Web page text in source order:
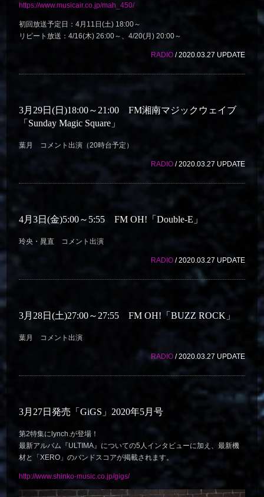
https://www.musicair.co.jp/mah_450/
初回放送予定日：4月11日(土) 18:00～
リピート放送：4/16(木) 26:00～、4/20(月) 20:00～
RADIO/ 2020.03.27 UPDATE
3月29日(日)18:00～21:00 FM湘南マジックウェイブ
「Sunday Magic Square」
葉月 コメント出演（20時台予定）
RADIO/ 2020.03.27 UPDATE
4月3日(金)5:00～5:55 FM OH!「Double-E」
玲央・晁直 コメント出演
RADIO/ 2020.03.27 UPDATE
3月28日(土)27:00～27:55 FM OH!「BUZZ ROCK」
葉月 コメント出演
RADIO/ 2020.03.27 UPDATE
3月27日発売「GiGS」2020年5月号
第2特集にlynch.が登場！
最新アルバム『ULTIMA』についての5人インタビューに加え、最新機
材と「XERO」のバンドスコアが掲載されます。
http://www.shinko-music.co.jp/gigs/